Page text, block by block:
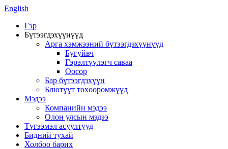
English
Гэр
Бүтээгдэхүүнүүд
Арга хэмжээний бүтээгдэхүүнүүд
Бугуйвч
Гэрэлтүүлэгч саваа
Оосор
Бар бүтээгдэхүүн
Блютүүт төхөөрөмжүүд
Мэдээ
Компанийн мэдээ
Олон улсын мэдээ
Түгээмэл асуултууд
Бидний тухай
Холбоо барих